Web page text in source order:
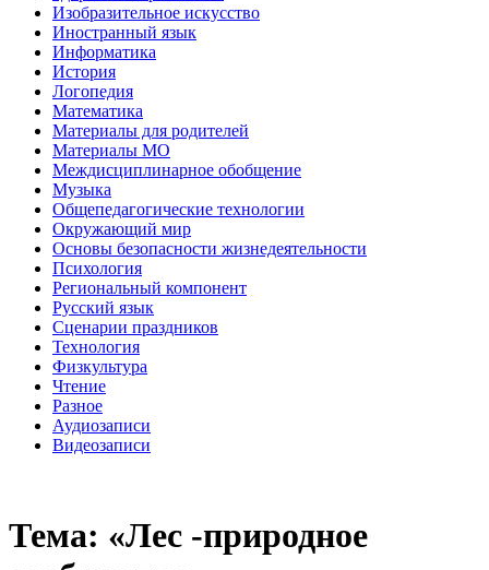
Изобразительное искусство
Иностранный язык
Информатика
История
Логопедия
Математика
Материалы для родителей
Материалы МО
Междисциплинарное обобщение
Музыка
Общепедагогические технологии
Окружающий мир
Основы безопасности жизнедеятельности
Психология
Региональный компонент
Русский язык
Сценарии праздников
Технология
Физкультура
Чтение
Разное
Аудиозаписи
Видеозаписи
Тема: «Лес -природное